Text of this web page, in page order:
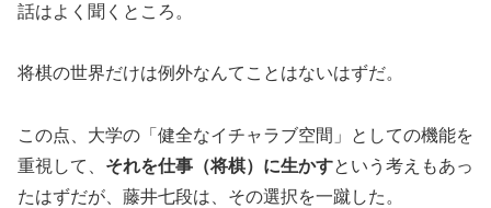
話はよく聞くところ。
将棋の世界だけは例外なんてことはないはずだ。
この点、大学の「健全なイチャラブ空間」としての機能を
重視して、 それを仕事（将棋）に生かすという考えもあっ
たはずだが、藤井七段は、その選択を一蹴した。